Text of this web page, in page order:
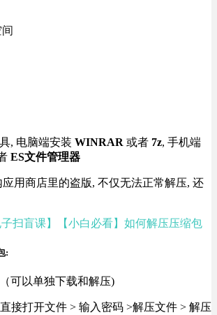
, 电脑端安装 WINRAR 或者 7z, 手机端
ES文件管理器
用商店里的盗版, 不仅无法正常解压, 还
子扫盲课】【小白必看】如何解压压缩包
:
可以单独下载和解压)
接打开文件 > 输入密码 >解压文件 > 解压